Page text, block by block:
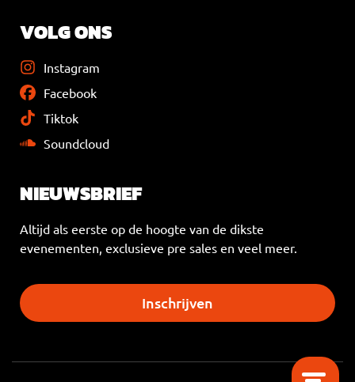
VOLG ONS
Instagram
Facebook
Tiktok
Soundcloud
NIEUWSBRIEF
Altijd als eerste op de hoogte van de dikste
evenementen, exclusieve pre sales en veel meer.
Inschrijven